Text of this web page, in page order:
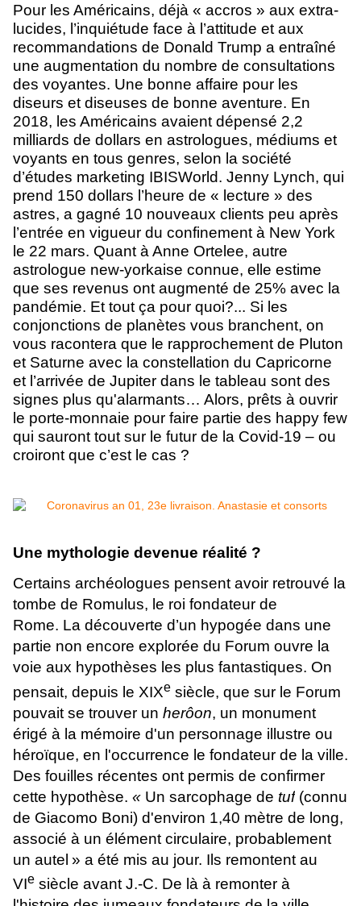
Pour les Américains, déjà « accros » aux extra-
lucides, l’inquiétude face à l’attitude et aux
recommandations de Donald Trump a entraîné
une augmentation du nombre de consultations
des voyantes. Une bonne affaire pour les
diseurs et diseuses de bonne aventure. En
2018, les Américains avaient dépensé 2,2
milliards de dollars en astrologues, médiums et
voyants en tous genres, selon la société
d’études marketing IBISWorld. Jenny Lynch, qui
prend 150 dollars l’heure de « lecture » des
astres, a gagné 10 nouveaux clients peu après
l’entrée en vigueur du confinement à New York
le 22 mars. Quant à Anne Ortelee, autre
astrologue new-yorkaise connue, elle estime
que ses revenus ont augmenté de 25% avec la
pandémie. Et tout ça pour quoi?... Si les
conjonctions de planètes vous branchent, on
vous racontera que le rapprochement de Pluton
et Saturne avec la constellation du Capricorne
et l’arrivée de Jupiter dans le tableau sont des
signes plus qu'alarmants… Alors, prêts à ouvrir
le porte-monnaie pour faire partie des happy few
qui sauront tout sur le futur de la Covid-19 – ou
croiront que c’est le cas ?
Une mythologie devenue réalité ?
Certains archéologues pensent avoir retrouvé la
tombe de Romulus, le roi fondateur de
Rome. La découverte d’un hypogée dans une
partie non encore explorée du Forum ouvre la
voie aux hypothèses les plus fantastiques. On
pensait, depuis le XIXe siècle, que sur le Forum
pouvait se trouver un herôon, un monument
érigé à la mémoire d'un personnage illustre ou
héroïque, en l'occurrence le fondateur de la ville.
Des fouilles récentes ont permis de confirmer
cette hypothèse. « Un sarcophage de tuf (connu
de Giacomo Boni) d'environ 1,40 mètre de long,
associé à un élément circulaire, probablement
un autel » a été mis au jour. Ils remontent au
VIe siècle avant J.-C. De là à remonter à